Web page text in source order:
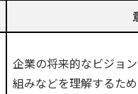
企業の将来的なビジョ
組みなどを理解するた